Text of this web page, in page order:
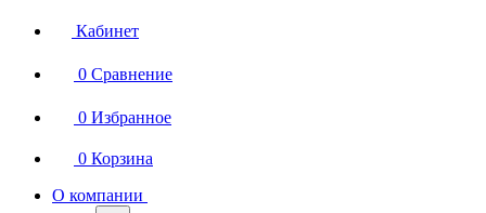
Кабинет
0 Сравнение
0 Избранное
0 Корзина
О компании